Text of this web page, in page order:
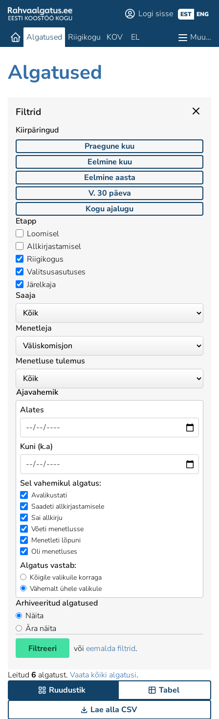
Logi sisse EST ENG
Algatused Riigikogu KOV EL Muu…
Algatused
Filtrid
Kiirpäringud
Praegune kuu
Eelmine kuu
Eelmine aasta
V. 30 päeva
Kogu ajalugu
Etapp
Loomisel
Allkirjastamisel
Riigikogus
Valitsusasutuses
Järelkaja
Saaja
Menetleja
Menetluse tulemus
Ajavahemik
Alates
Kuni (k.a)
Sel vahemikul algatus:
Avalikustati
Saadeti allkirjastamisele
Sai allkirju
Võeti menetlusse
Menetleti lõpuni
Oli menetluses
Algatus vastab:
Kõigile valikuile korraga
Vähemalt ühele valikule
Arhiveeritud algatused
Näita
Ära näita
Filtreeri
või eemalda filtrid.
Leitud 6 algatust. Vaata kõiki algatusi.
Ruudustik
Tabel
Lae alla CSV